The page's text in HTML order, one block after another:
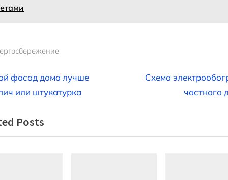
фасад дома лучше
или штукатурка
N
P
Схема
частного
Posts